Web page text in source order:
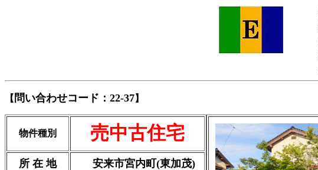
【 問い合わせコード：22-37】
物件種別 売中古住宅
所 在 地 安来市宮内町(東加茂)